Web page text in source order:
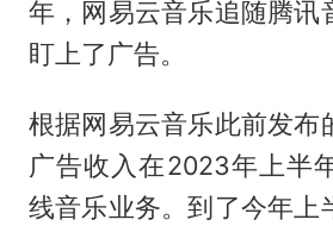
年，网易云音乐追随腾讯
盯上了广告。
根据网易云音乐此前发布
广告收入在2023年上半
线音乐业务。到了今年上